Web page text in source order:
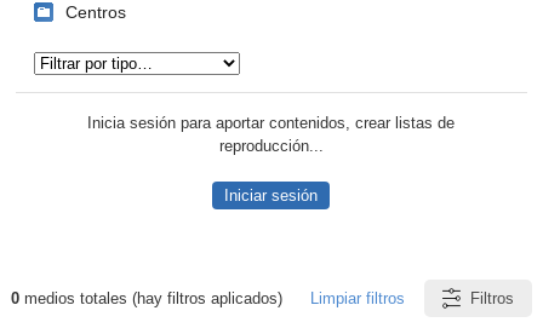
Centros
Inicia sesión para aportar contenidos, crear listas de
reproducción...
Iniciar sesión
Resultados de: realista
0medios totales (hay filtros aplicados) Limpiar filtros Filtros